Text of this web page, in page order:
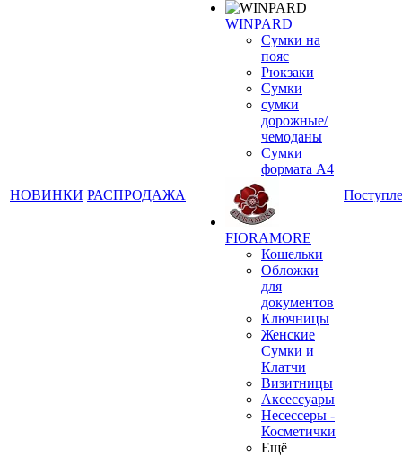
НОВИНКИ РАСПРОДАЖА
WINPARD
Сумки на
пояс
Рюкзаки
Сумки
сумки
дорожные/
чемоданы
Сумки
формата А4
FIORAMORE
Кошельки
Обложки
для
документов
Ключницы
Женские
Сумки и
Клатчи
Визитницы
Аксессуары
Несессеры -
Косметички
Ещё